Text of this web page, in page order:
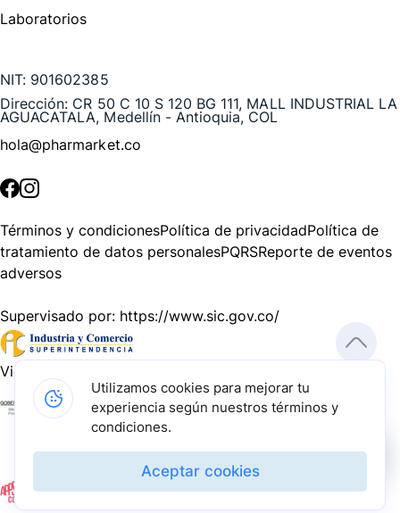
Laboratorios
NIT: 901602385
Dirección: CR 50 C 10 S 120 BG 111, MALL INDUSTRIAL LA
AGUACATALA, Medellín - Antioquia, COL
hola@pharmarket.co
Términos y condicionesPolítica de privacidadPolítica de
tratamiento de datos personalesPQRSReporte de eventos
adversos
Supervisado por: https://www.sic.gov.co/
Vigilado por:
Gracias a nuestros impulsadores, podemos presentarte la
solución tecnológica más avanzada para resolver los
desafíos farmacéuticos de la actualidad.
Utilizamos cookies para mejorar tu
experiencia según nuestros términos y
condiciones.
Aceptar cookies